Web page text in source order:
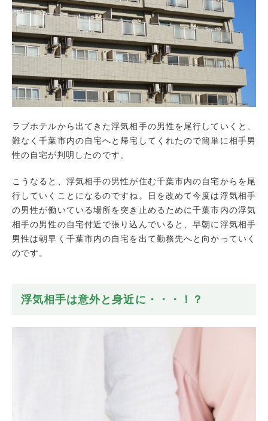
ラブホテルから出てきた浮気相手の男性を尾行していくと、
難なく千葉市内の自宅へと帰宅してくれたので簡単に相手男
性の自宅が判明したのです。
こうなると、浮気相手の男性が住む千葉市内の自宅からを尾
行していくことになるのですね。日を改めて今度は浮気相手
の男性が働いている場所を突き止めるために千葉市内の浮気
相手の男性の自宅付近で張り込んでいると、早朝に浮気相手
男性は朝早く千葉市内の自宅を出て勤務先へと向かっていく
のです。
浮気相手は意外と身近に・・・！？